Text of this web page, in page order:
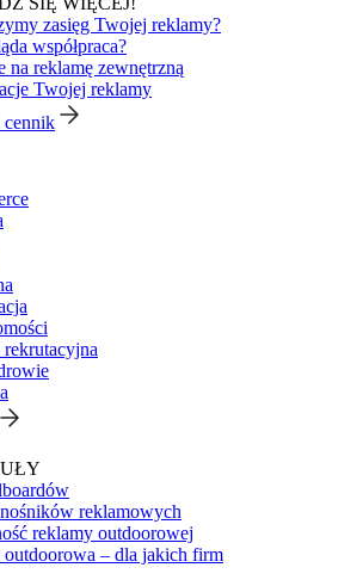
zasięg Twojej reklamy?
współpraca?
na reklamę zewnętrzną
Twojej reklamy
cennik
reklamowych
reklamy outdoorowej
outdoorowa – dla jakich firm